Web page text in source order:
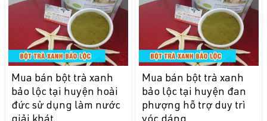
Mua bán bột trà xanh
bảo lộc tại huyện hoài
đức sử dụng làm nước
Mua bán bột trà xanh
bảo lộc tại huyện đan
phượng hỗ trợ duy trì